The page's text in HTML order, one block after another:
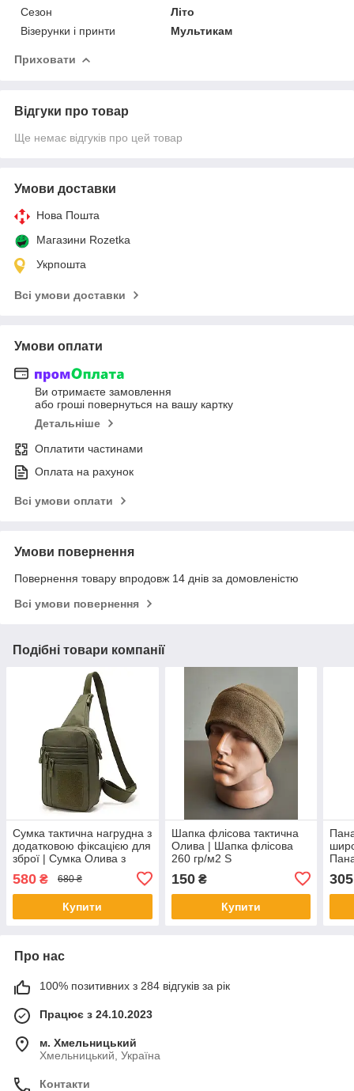
Сезон
Літо
Візерунки і принти
Мультикам
Приховати
Відгуки про товар
Ще немає відгуків про цей товар
Умови доставки
Нова Пошта
Магазини Rozetka
Укрпошта
Всі умови доставки
Умови оплати
Ви отримаєте замовлення
або гроші повернуться на вашу картку
Детальніше
Оплатити частинами
Оплата на рахунок
Всі умови оплати
Умови повернення
Повернення товару впродовж 14 днів за домовленістю
Всі умови повернення
Подібні товари компанії
Сумка тактична нагрудна з
додатковою фіксацією для
зброї | Сумка Олива з
580 ₴ 680 ₴
Купити
Шапка флісова тактична
Олива | Шапка флісова
260 гр/м2 S
150₴
Купити
305
Про нас
100% позитивних з 284 відгуків за рік
Працює з 24.10.2023
м. Хмельницький
Хмельницький, Україна
Контакти